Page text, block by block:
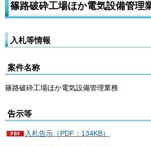
篠路破砕工場ほか電気設備管理
入札等情報
案件名称
篠路破砕工場ほか電気設備管理業務
告示等
入札告示（PDF：134KB）